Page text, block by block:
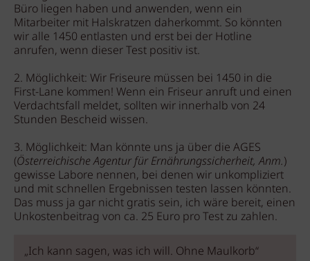
Büro liegen haben und anwenden, wenn ein
Mitarbeiter mit Halskratzen daherkommt. So könnten
wir alle 1450 entlasten und erst bei der Hotline
anrufen, wenn dieser Test positiv ist.
2. Möglichkeit: Wir Friseure müssen bei 1450 in die
First-Lane kommen! Wenn ein Friseur anruft und einen
Verdachtsfall meldet, sollten wir innerhalb von 24
Stunden Bescheid wissen.
3. Möglichkeit: Man könnte uns ja über die AGES
(Österreichische Agentur für Ernährungssicherheit, Anm.)
gewisse Labore nennen, bei denen wir unkompliziert
und mit schnellen Ergebnissen testen lassen könnten.
Das muss ja gar nicht gratis sein, ich wäre bereit, einen
Unkostenbeitrag von ca. 25 Euro pro Test zu zahlen.
„Ich kann sagen, was ich will. Ohne Maulkorb“